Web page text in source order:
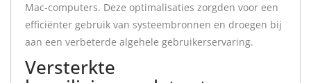
Mac-computers. Deze optimalisaties zorgden voor een
efficiënter gebruik van systeembronnen en droegen bij
aan een verbeterde algehele gebruikerservaring.
Versterkte